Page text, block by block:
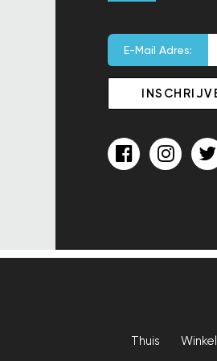
E-Mail Adres:
Thuis Winkel